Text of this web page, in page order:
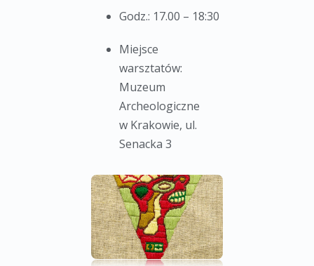
Godz.: 17.00 – 18:30
Miejsce
warsztatów:
Muzeum
Archeologiczne
w Krakowie, ul.
Senacka 3